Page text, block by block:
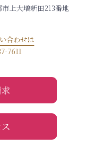
上大増新田213番地
合わせは
7611